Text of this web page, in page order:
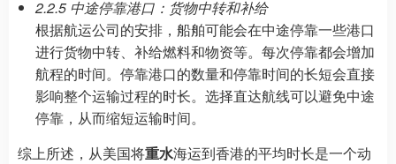
2.2.5 中途停靠港口：货物中转和补给
根据航运公司的安排，船舶可能会在中途停靠一些港口
进行货物中转、补给燃料和物资等。每次停靠都会增加
航程的时间。停靠港口的数量和停靠时间的长短会直接
影响整个运输过程的时长。选择直达航线可以避免中途
停靠，从而缩短运输时间。
综上所述，从美国将重水海运到香港的平均时长是一个动